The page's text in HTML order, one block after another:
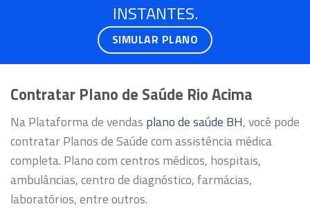
INSTANTES.
SIMULAR PLANO
Contratar Plano de Saúde Rio Acima
Na Plataforma de vendas plano de saúde BH, você pode
contratar Planos de Saúde com assistência médica
completa. Plano com centros médicos, hospitais,
ambulâncias, centro de diagnóstico, farmácias,
laboratórios, entre outros.